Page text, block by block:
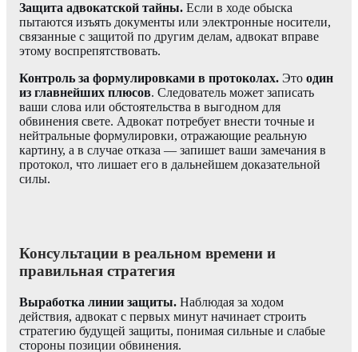
Защита адвокатской тайны. Если в ходе обыска
пытаются изъять документы или электронные носители,
связанные с защитой по другим делам, адвокат вправе
этому воспрепятствовать.
Контроль за формулировками в протоколах. Это один
из главнейших плюсов. Следователь может записать
ваши слова или обстоятельства в выгодном для
обвинения свете. Адвокат потребует внести точные и
нейтральные формулировки, отражающие реальную
картину, а в случае отказа — запишет ваши замечания в
протокол, что лишает его в дальнейшем доказательной
силы.
Консультации в реальном времени и
правильная стратегия
Выработка линии защиты. Наблюдая за ходом
действия, адвокат с первых минут начинает строить
стратегию будущей защиты, понимая сильные и слабые
стороны позиции обвинения.